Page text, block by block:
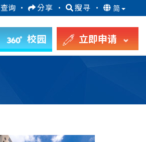
查询 · 分享 · 搜寻 · 简
校园 立即申请